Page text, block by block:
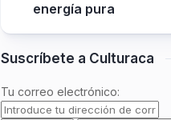
energía pura
Suscríbete a Culturaca
Tu correo electrónico: